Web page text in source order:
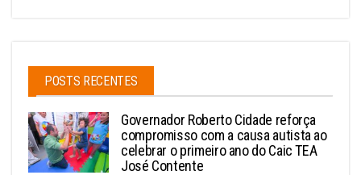
POSTS RECENTES
Governador Roberto Cidade reforça
compromisso com a causa autista ao
celebrar o primeiro ano do Caic TEA
José Contente